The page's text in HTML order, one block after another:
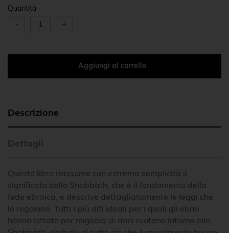
Quantità
- +
Aggiungi al carrello
Descrizione
Dettagli
Questo libro riassume con estrema semplicità il
significato dello Shabbàth, che è il fondamento della
fede ebraica, e descrive dettagliatamente le leggi che
lo regolano. Tutti i più alti ideali per i quali gli ebrei
hanno lottato per migliaia di anni ruotano intorno allo